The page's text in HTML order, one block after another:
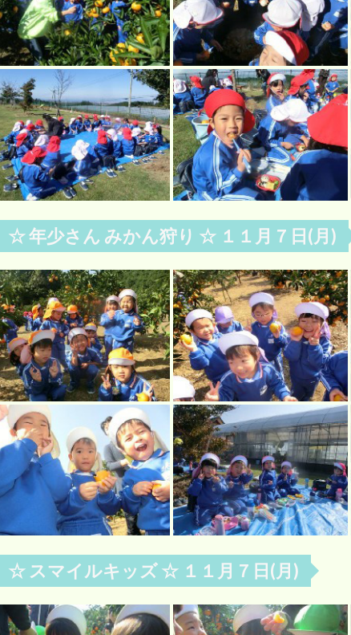
☆ 年少さん みかん狩り ☆ １１月７日(月)
☆ スマイルキッズ ☆ １１月７日(月)